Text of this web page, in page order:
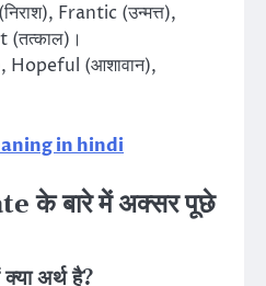
Frantic (उन्मत्त),
(तत्काल)।
Hopeful (आशावान),
in hindi
के बारे में अक्सर पूछे
अर्थ है?